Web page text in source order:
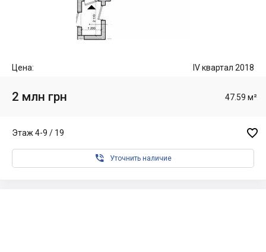
Цена: IV квартал 2018
2 млн грн 47.59 м²
Этаж 4-9 / 19 
 Уточнить наличие